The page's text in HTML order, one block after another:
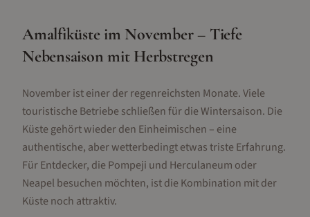
Amalfiküste im November – Tiefe
Nebensaison mit Herbstregen
November ist einer der regenreichsten Monate. Viele
touristische Betriebe schließen für die Wintersaison. Die
Küste gehört wieder den Einheimischen – eine
authentische, aber wetterbedingt etwas triste Erfahrung.
Für Entdecker, die Pompeji und Herculaneum oder
Neapel besuchen möchten, ist die Kombination mit der
Küste noch attraktiv.